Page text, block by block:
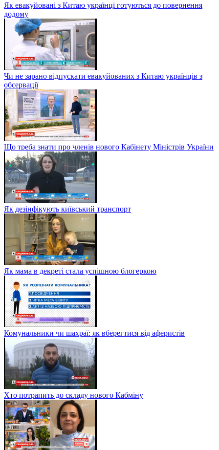
Як евакуйовані з Китаю українці готуються до повернення
додому
Чи не зарано відпускати евакуйованих з Китаю українців з
обсервації
Що треба знати про членів нового Кабінету Міністрів України
Як дезінфікують київський транспорт
Як мама в декреті стала успішною блогеркою
Комунальники чи шахраї: як вберегтися від аферистів
Хто потрапить до складу нового Кабміну